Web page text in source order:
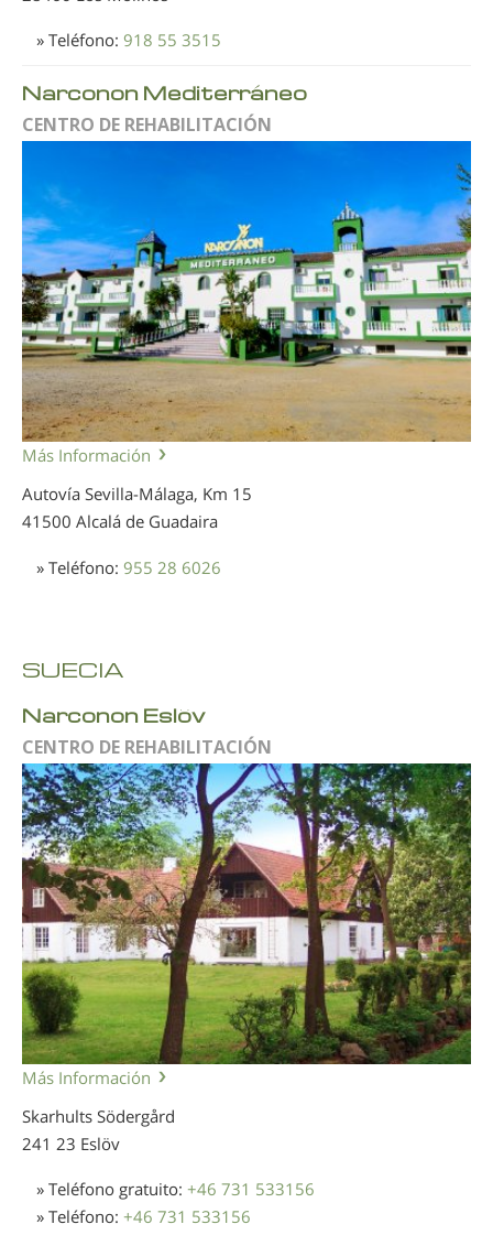
» Teléfono: 918 55 3515
Narconon Mediterráneo
CENTRO DE REHABILITACIÓN
Más Información
Autovía Sevilla-Málaga, Km 15
41500 Alcalá de Guadaira
» Teléfono: 955 28 6026
SUECIA
Narconon Eslöv
CENTRO DE REHABILITACIÓN
Más Información
Skarhults Södergård
241 23 Eslöv
» Teléfono gratuito: +46 731 533156
» Teléfono: +46 731 533156